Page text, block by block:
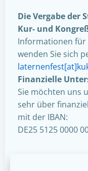
Die Vergabe der
Kur- und
Informationen für
wenden Sie sich
Finanzielle
Sie möchten uns
sehr über
mit der IBAN:
DE25 5125 0000